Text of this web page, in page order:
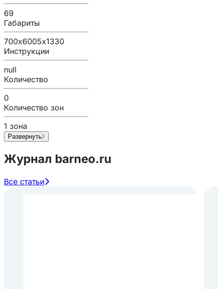
69
Габариты
700х6005х1330
Инструкции
null
Количество
0
Количество зон
1 зона
Развернуть
Журнал barneo.ru
Все статьи